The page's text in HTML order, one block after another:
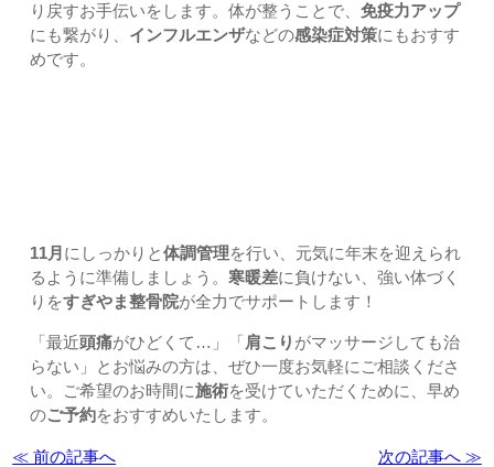
り戻すお手伝いをします。体が整うことで、 免疫力アップ
にも繋がり、 インフルエンザなどの感染症対策にもおすす
めです。
11月 にしっかりと体調管理を行い、元気に年末を迎えられ
るように準備しましょう。 寒暖差に負けない、強い体づく
りをすぎやま整骨院が全力でサポートします！
「最近頭痛がひどくて…」「肩こり がマッサージしても治
らない」とお悩みの方は、ぜひ一度お気軽にご相談くださ
い。ご希望のお時間に施術を受けていただくために、早め
のご予約をおすすめいたします。
≪ 前の記事へ 次の記事へ ≫